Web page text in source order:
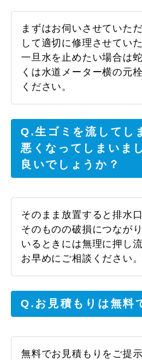
気付いたら凄い事にな
と途方に暮れていまし
て対応してくれて、凄
がとうございます。
羽曳野市
まずはお伺いさせていた
して適切に修理させてい
一旦水を止めたい場合は
くは水道メーター横の元
ください。
Q.生ゴミを流してし
悪くなってしまいま
良いでしょうか？
そのまま放置すると排水
そのものの破損につなが
いるときには無理に押し
お早めにご相談ください。
Q.お見積もりは無料
無料でお見積もりをご提